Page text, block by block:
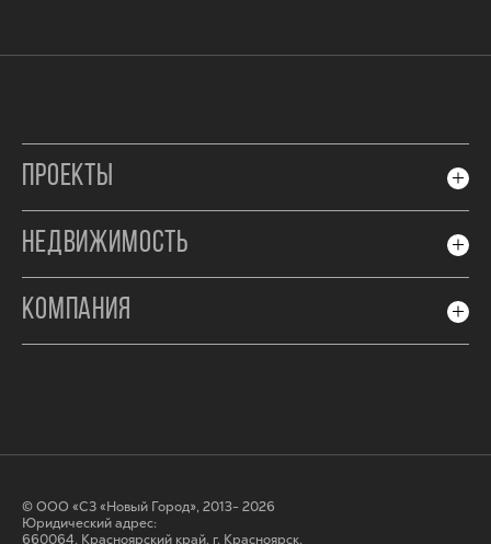
ПРОЕКТЫ
НЕДВИЖИМОСТЬ
КОМПАНИЯ
© ООО «СЗ «Новый Город», 2013- 2026
Юридический адрес:
660064, Красноярский край, г. Красноярск,